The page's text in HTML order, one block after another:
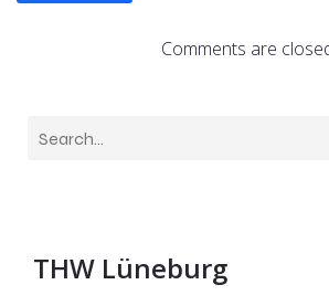
Comments are
THW Lüneburg